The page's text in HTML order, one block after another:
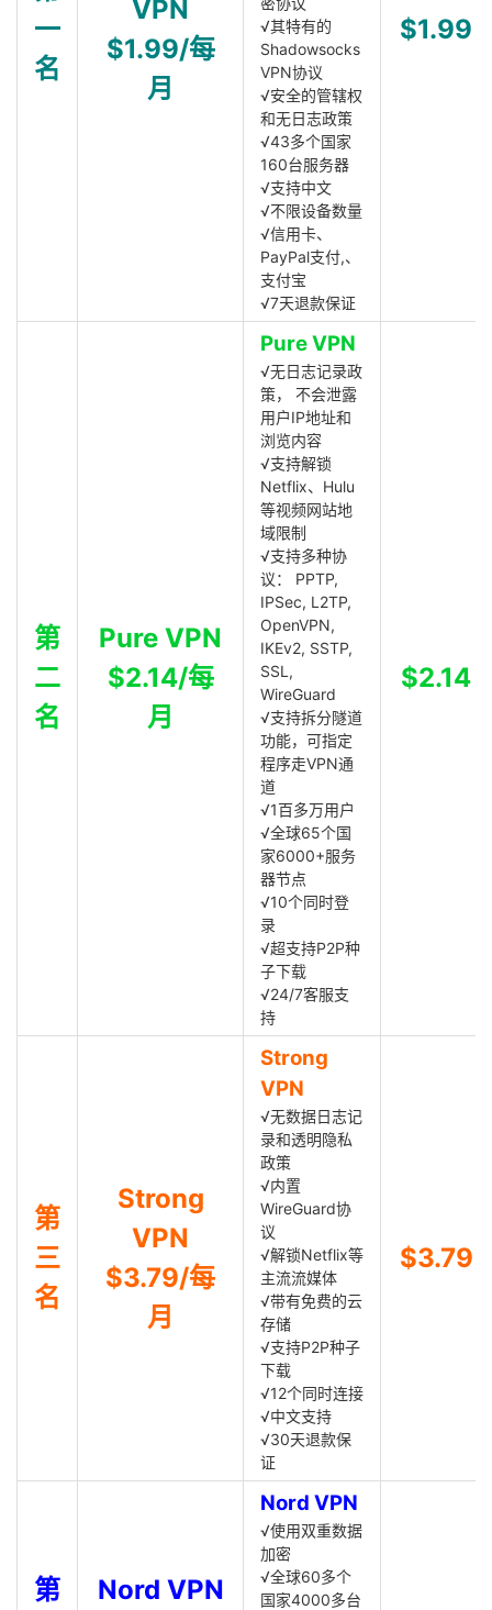
一
名
VPN
$1.99/每
月
√其特有的
Shadowsocks
VPN协议
√安全的管辖权
和无日志政策
√43多个国家
160台服务器
√支持中文
√不限设备数量
√信用卡、
PayPal支付,、
支付宝
√7天退款保证
$1.99
第
二
名
Pure VPN
$2.14/每
月
Pure VPN
√无日志记录政
策， 不会泄露
用户IP地址和
浏览内容
√支持解锁
Netflix、Hulu
等视频网站地
域限制
√支持多种协
议： PPTP,
IPSec, L2TP,
OpenVPN,
IKEv2, SSTP,
SSL,
WireGuard
√支持拆分隧道
功能，可指定
程序走VPN通
道
√1百多万用户
√全球65个国
家6000+服务
器节点
√10个同时登
录
√超支持P2P种
子下载
√24/7客服支
持
$2.14
第
三
名
Strong
VPN
$3.79/每
月
Strong
VPN
√无数据日志记
录和透明隐私
政策
√内置
WireGuard协
议
√解锁Netflix等
主流流媒体
√带有免费的云
存储
√支持P2P种子
下载
√12个同时连接
√中文支持
√30天退款保
证
$3.79
第
Nord VPN
Nord VPN
√使用双重数据
加密
√全球60多个
国家4000多台